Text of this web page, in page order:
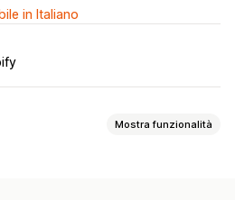
in Italiano
Mostra funzionalità